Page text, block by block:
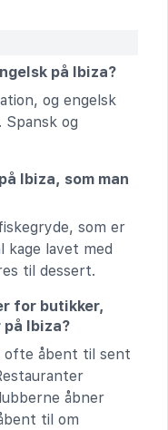
på Ibiza?
og engelsk
og
Ibiza, som man
som er
kage lavet med
til dessert.
for butikker,
Ibiza?
ofte åbent til sent
åbner
til om